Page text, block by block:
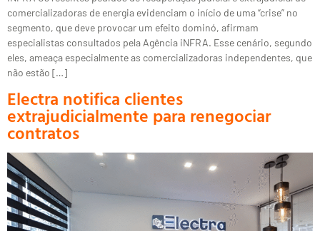
comercializadoras de energia evidenciam o início de uma “crise” no
segmento, que deve provocar um efeito dominó, afirmam
especialistas consultados pela Agência iNFRA. Esse cenário, segundo
eles, ameaça especialmente as comercializadoras independentes, que
não estão […]
Electra notifica clientes
extrajudicialmente para renegociar
contratos